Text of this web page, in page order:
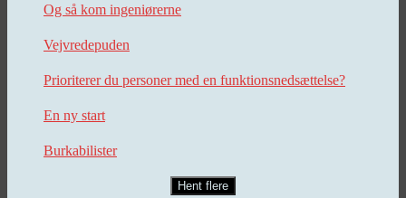
Og så kom ingeniørerne
Vejvredepuden
Prioriterer du personer med en funktionsnedsættelse?
En ny start
Burkabilister
Hent flere